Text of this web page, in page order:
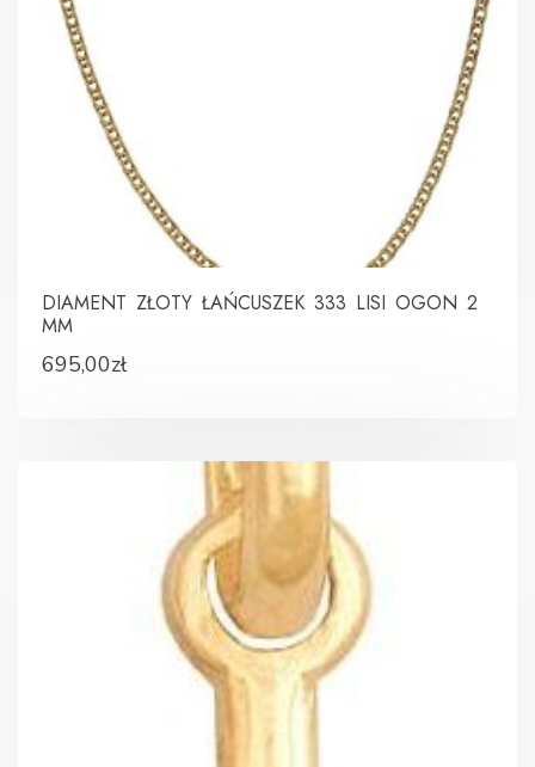
DIAMENT ZŁOTY ŁAŃCUSZEK 333 LISI OGON 2
MM
695,00zł